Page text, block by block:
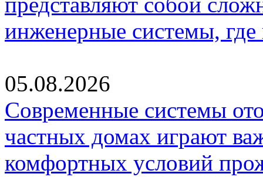
инженерные системы,
05.08.2026
Современные системы
частных домах играют
комфортных условий